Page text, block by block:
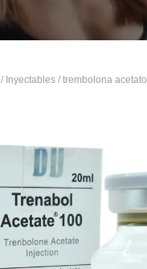
/ Inyectables / trembolona acetato